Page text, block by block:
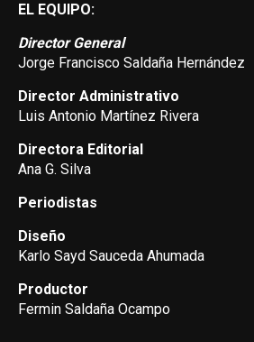
EL EQUIPO:
Director General
Jorge Francisco Saldaña Hernández
Director Administrativo
Luis Antonio Martínez Rivera
Directora Editorial
Ana G. Silva
Periodistas
Diseño
Karlo Sayd Sauceda Ahumada
Productor
Fermin Saldaña Ocampo